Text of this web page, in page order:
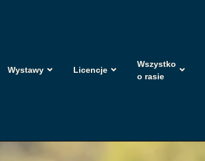
Wystawy Licencje
Wszystko
o rasie